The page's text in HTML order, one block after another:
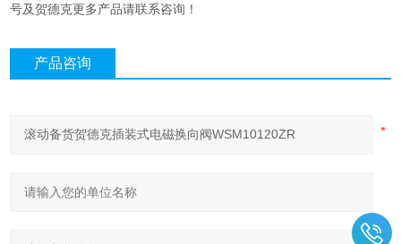
号及贺德克更多产品请联系咨询！
产品咨询